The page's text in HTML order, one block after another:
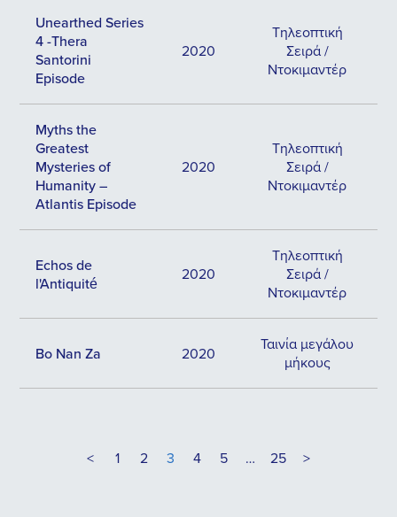
Unearthed Series
4 -Thera
Santorini
Episode
2020
Τηλεοπτική
Σειρά /
Ντοκιμαντέρ
Myths the
Greatest
Mysteries of
Humanity –
Atlantis Episode
2020
Τηλεοπτική
Σειρά /
Ντοκιμαντέρ
Echos de
l'Antiquité
2020
Τηλεοπτική
Σειρά /
Ντοκιμαντέρ
Bo Nan Za 2020
Ταινία μεγάλου
μήκους
< 1 2 3 4 5 … 25 >